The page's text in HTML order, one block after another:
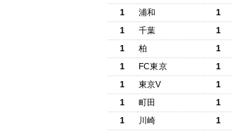
1
浦和 1
1
千葉 1
1
柏 1
1
FC東京 1
1
東京V 1
1
町田 1
1
川崎 1